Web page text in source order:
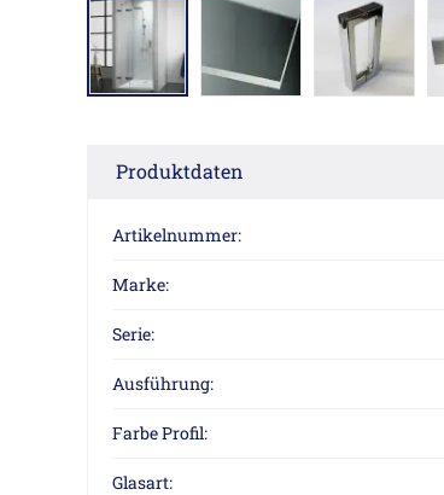
Produktdaten
Artikelnummer:
Marke:
Serie:
Ausführung:
Farbe Profil:
Glasart: